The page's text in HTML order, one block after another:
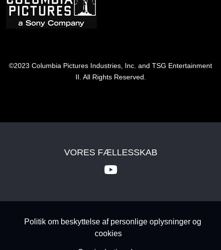
©2023 Columbia Pictures Industries, Inc. and TSG Entertainment
II. All Rights Reserved.
VORES FÆLLESSKAB
Footer - Subfooter
Politik om beskyttelse af personlige oplysninger og
cookies